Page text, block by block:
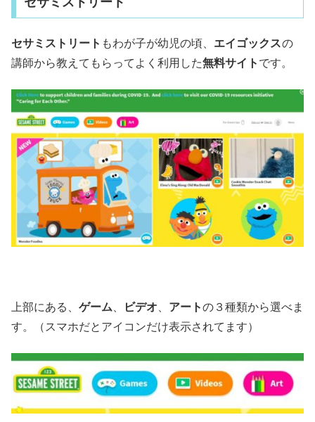
セサミストリート もわが子が幼児の頃、 エイゴックスの
講師から教えてもらってよく利用した無料サイト です。
上部にある、 ゲーム ビデオ アートの３種類から選べま
す。（スマホだとアイコンだけ表示されてます）